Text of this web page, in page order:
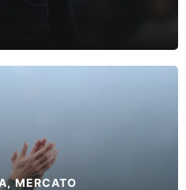
,MERCATO